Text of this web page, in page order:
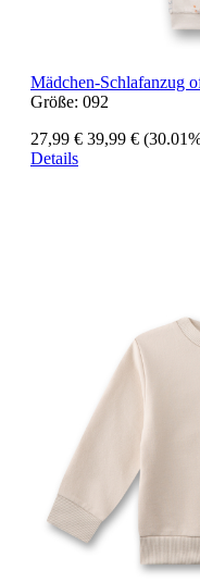
Mädchen-Schlafanzug
Größe: 092
27,99 € 39,99 €
Details